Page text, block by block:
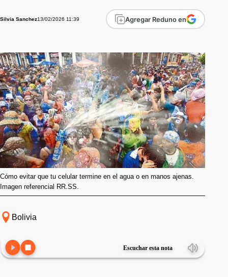
Silvia Sanchez13/02/2026 11:39 Agregar Reduno en
Cómo evitar que tu celular termine en el agua o en manos ajenas.
Imagen referencial RR.SS.
Bolivia
Escuchar esta nota